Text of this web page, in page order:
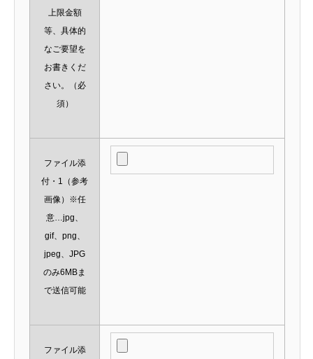
上限金額
等、具体的
なご要望を
お書きくだ
さい。
（必
須）
ファイル添
付・1（参考
画像）※任
意…jpg、
gif、png、
jpeg、JPG
のみ6MBま
で送信可能
ファイル添